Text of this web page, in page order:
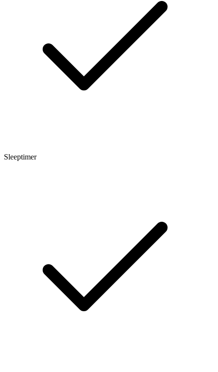
Sleeptimer